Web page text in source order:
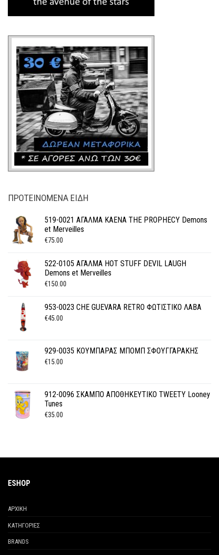
ΠΡΟΤΕΙΝΌΜΕΝΑ ΕΊΔΗ
519-0021 ΑΓΑΛΜΑ KAENA THE PROPHECY Demons
et Merveilles
€75.00
522-0105 ΑΓΑΛΜΑ HOT STUFF DEVIL LAUGH
Demons et Merveilles
€150.00
953-0023 CHE GUEVARA RETRO ΦΩΤΙΣΤΙΚΟ ΛΑΒΑ
€45.00
929-0035 ΚΟΥΜΠΑΡΑΣ ΜΠΟΜΠ ΣΦΟΥΓΓΑΡΑΚΗΣ
€15.00
912-0096 ΣΚΑΜΠΟ ΑΠΟΘΗΚΕΥΤΙΚΟ TWEETY Looney
Tunes
€35.00
ESHOP
ΑΡΧΙΚΗ
ΚΑΤΗΓΟΡΙΕΣ
BRANDS